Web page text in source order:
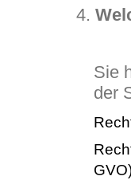
Sie
der